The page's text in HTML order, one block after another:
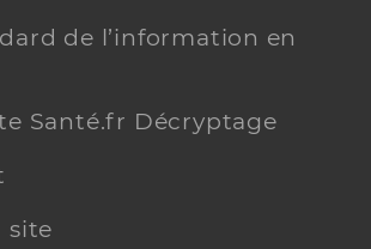
de l’information en
Santé.fr Décryptage
site